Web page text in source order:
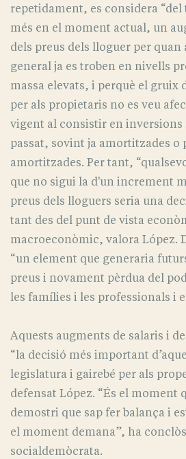
repetidament, es considera
més en el moment actual, un
dels preus dels lloguer per quan
general ja es troben en nivells
massa elevats, i perquè el gruix
per als propietaris no es veu
vigent al consistir en inversions
passat, sovint ja amortitzades o
amortitzades. Per tant,
que no sigui la d'un increment
preus dels lloguers seria una
tant des del punt de vista
macroeconòmic, valora López.
“un element que generaria
preus i novament pèrdua del
les famílies i les professionals i
Aquests augments de salaris i
“la decisió més important
legislatura i gairebé per als
defensat López. “És el moment
demostri que sap fer balança i
el moment demana”, ha
socialdemòcrata.